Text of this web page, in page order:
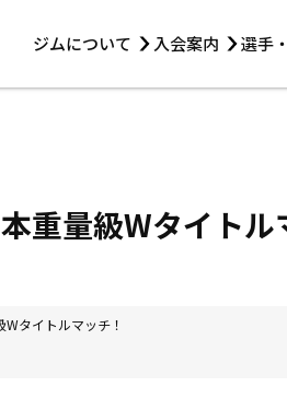
ジムについて 入会案内 選手
選手・スタッフ
重量級Wタイトル
タイトルマッチ！